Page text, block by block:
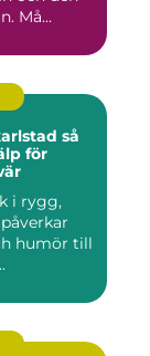
Må...
så
för
i rygg,
humör till